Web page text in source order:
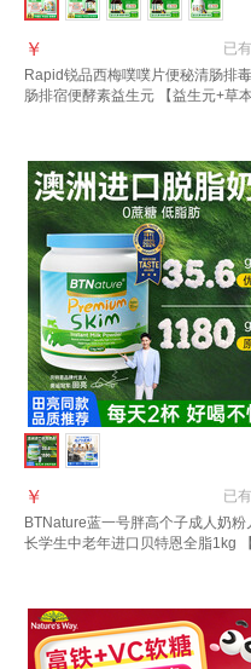
已有
￥
Rapid锐品西梅噗噗片便秘清肠排
肠排宿便酵素益生元 【益生元+草
已有
￥
BTNature蓝一号胖高个子成人奶粉
长学生中老年进口贝特恩全脂1kg